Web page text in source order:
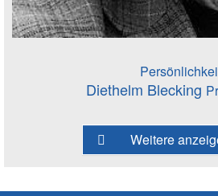
Diethelm Blecking
Weitere